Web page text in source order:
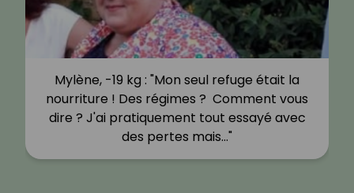
Mylène, -19 kg : "Mon seul refuge était la
nourriture ! Des régimes ? Comment vous
dire ? J'ai pratiquement tout essayé avec
des pertes mais…"